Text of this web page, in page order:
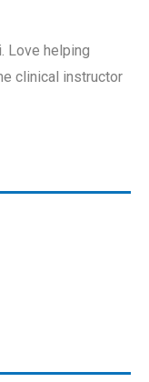
Love helping
clinical instructor